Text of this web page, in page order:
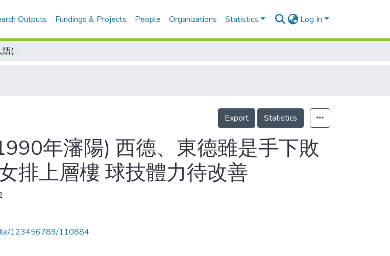
Outputs Fundings & Projects People Organizations Statistics Log In
世界女子排球賽場邊人語(1990年瀋陽) 西德、東德雖是手下敗將 明年的聯隊不好惹 中華女排上層樓 球技體力待改善
Export Statistics
年瀋陽) 西德、東德雖是手下敗
排上層樓 球技體力待改善
123456789/110884